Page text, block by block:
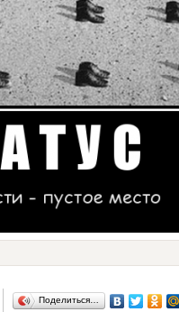
Поделиться…